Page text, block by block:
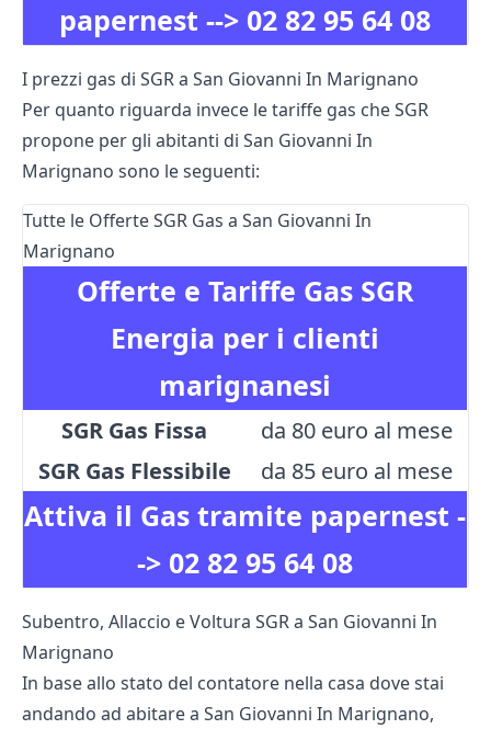
papernest --> 02 82 95 64 08
I prezzi gas di SGR a San Giovanni In Marignano
Per quanto riguarda invece le tariffe gas che SGR
propone per gli abitanti di San Giovanni In
Marignano sono le seguenti:
Tutte le Offerte SGR Gas a San Giovanni In
Marignano
Attiva il Gas tramite papernest -
-> 02 82 95 64 08
Offerte e Tariffe Gas SGR
Energia per i clienti
marignanesi
SGR Gas Fissa
da 80 euro al mese
SGR Gas Flessibile
da 85 euro al mese
Subentro, Allaccio e Voltura SGR a San Giovanni In
Marignano
In base allo stato del contatore nella casa dove stai
andando ad abitare a San Giovanni In Marignano,